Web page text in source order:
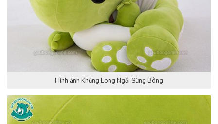
Hình ảnh Khủng Long Ngồi Sừng Bông